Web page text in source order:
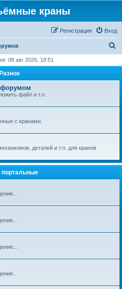
краны
Вход
Регистрация
с
08 авг 2026, 18:51
Разное
форумом
файл и т.п.
с кранами.
деталей и т.п. для кранов
портальные